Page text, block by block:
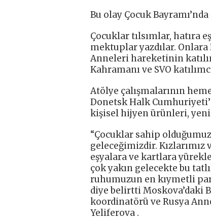
Bu olay Çocuk
Çocuklar tılsımlar, hatıra
mektuplar yazdılar.
Anneleri hareketinin
Kahramanı ve SVO
Atölye çalışmalarının
Donetsk Halk
kişisel hijyen ürünleri, yeni
“Çocuklar sahip
geleceğimizdir.
eşyalara ve kartlara
çok yakın gelecekte bu
ruhumuzun en kıymetli
diye belirtti Moskova’daki
koordinatörü ve Rusya
Yeliferova .